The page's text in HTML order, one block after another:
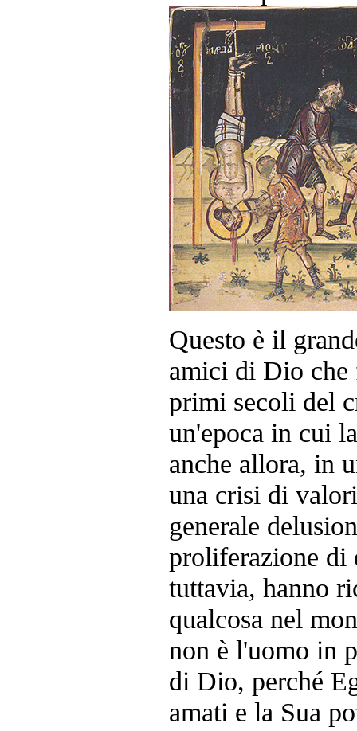
Questo è il
amici di Dio
primi secoli del
un'epoca in cui
anche allora, in
una crisi di
generale
proliferazione di
tuttavia, hanno
qualcosa nel
non è l'uomo in
di Dio, perché
amati e la Sua